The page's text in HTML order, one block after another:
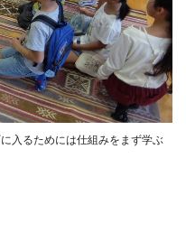
入るためには仕組みをまず学ぶ